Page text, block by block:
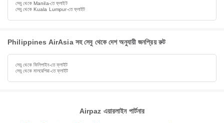
সেবু থেকে Manila-তে ফ্লাইট
সেবু থেকে Kuala Lumpur-তে ফ্লাইট
Philippines AirAsia সহ সেবু থেকে দেশ অনুযায়ী জনপ্রিয় রুট
সেবু থেকে ফিলিপাইন-তে ফ্লাইট
সেবু থেকে মালয়েশিয়া-তে ফ্লাইট
Airpaz এয়ারলাইন পার্টনার